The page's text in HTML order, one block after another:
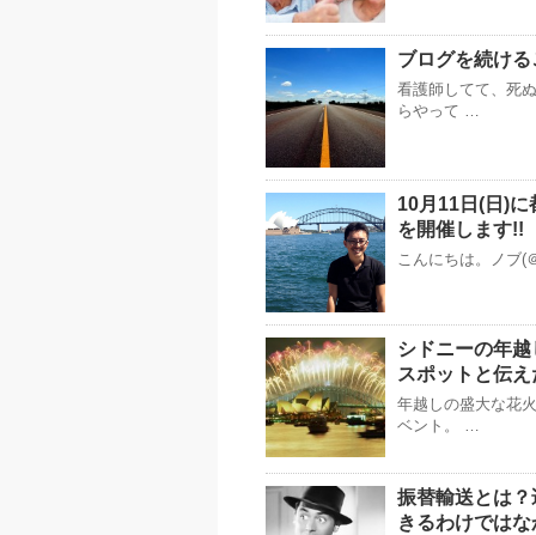
ブログを続け
看護師してて、死
らやって …
10月11日(日)
を開催します!!
こんにちは。ノブ(
シドニーの年
スポットと伝
年越しの盛大な花
ベント。 …
振替輸送とは
きるわけでは